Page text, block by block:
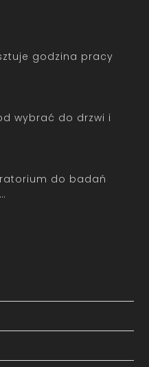
godzina pracy
wybrać do drzwi i
do badań